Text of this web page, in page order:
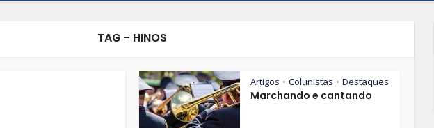
TAG - HINOS
Artigos • Colunistas • Destaques
Marchando e cantando